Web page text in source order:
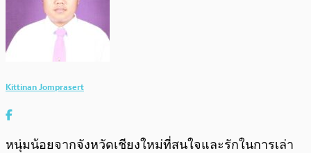
Kittinan Jomprasert
หนุ่มน้อยจากจังหวัดเชียงใหม่ที่สนใจและรักในการเล่า